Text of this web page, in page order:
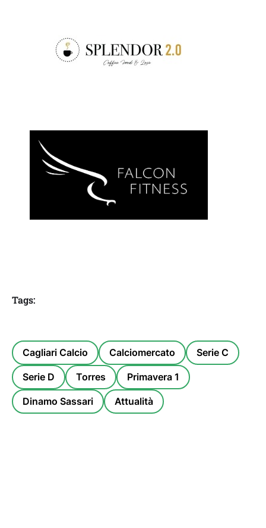
Tags:
Cagliari Calcio Calciomercato Serie C
Serie D Torres Primavera 1
Dinamo Sassari Attualità